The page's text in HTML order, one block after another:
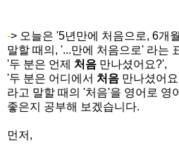
-> 오늘은 '5년만에 처음으로, 6개
말할 때의, '...만에 처음으로' 라는
'두 분은 언제 처음 만나셨어요?',
'두 분은 어디에서 처음 만나셨어
라고 말할 때의 '처음'을 영어로 영
좋은지 공부해 보겠습니다.
먼저,